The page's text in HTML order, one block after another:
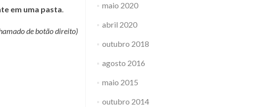
em uma pasta.
de botão direito)
maio 2020
abril 2020
outubro 2018
agosto 2016
maio 2015
outubro 2014